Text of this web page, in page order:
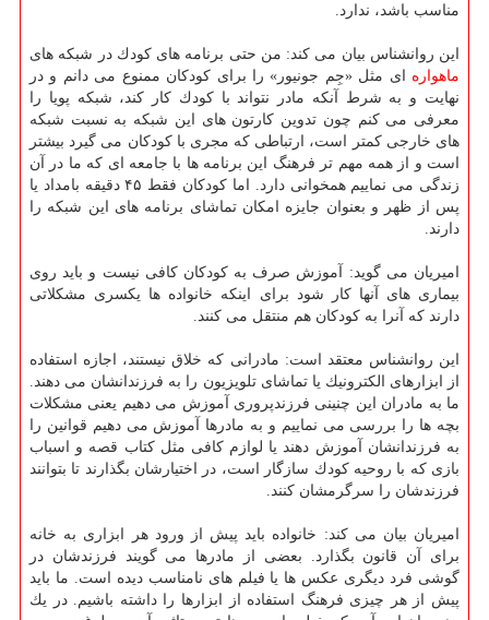
مناسب باشد، ندارد.
این روانشناس بیان می كند: من حتی برنامه های كودك در شبكه های
ماهواره ای مثل «جِم جونیور» را برای كودكان ممنوع می دانم و در
نهایت و به شرط آنكه مادر نتواند با كودك كار كند، شبكه پویا را
معرفی می كنم چون تدوین كارتون های این شبكه به نسبت شبكه
های خارجی كمتر است، ارتباطی كه مجری با كودكان می گیرد بیشتر
است و از همه مهم تر فرهنگ این برنامه ها با جامعه ای كه ما در آن
زندگی می نماییم همخوانی دارد. اما كودكان فقط ۴۵ دقیقه بامداد یا
پس از ظهر و بعنوان جایزه امكان تماشای برنامه های این شبكه را
دارند.
امیریان می گوید: آموزش صرف به كودكان كافی نیست و باید روی
بیماری های آنها كار شود برای اینكه خانواده ها یكسری مشكلاتی
دارند كه آنرا به كودكان هم منتقل می كنند.
این روانشناس معتقد است: مادرانی كه خلاق نیستند، اجازه استفاده
از ابزارهای الكترونیك یا تماشای تلویزیون را به فرزندانشان می دهند.
ما به مادران این چنینی فرزندپروری آموزش می دهیم یعنی مشكلات
بچه ها را بررسی می نماییم و به مادرها آموزش می دهیم قوانین را
به فرزندانشان آموزش دهند یا لوازم كافی مثل كتاب قصه و اسباب
بازی كه با روحیه كودك سازگار است، در اختیارشان بگذارند تا بتوانند
فرزندشان را سرگرمشان كنند.
امیریان بیان می كند: خانواده باید پیش از ورود هر ابزاری به خانه
برای آن قانون بگذارد. بعضی از مادرها می گویند فرزندشان در
گوشی فرد دیگری عكس ها یا فیلم های نامناسب دیده است. ما باید
پیش از هر چیزی فرهنگ استفاده از ابزارها را داشته باشیم. در یك